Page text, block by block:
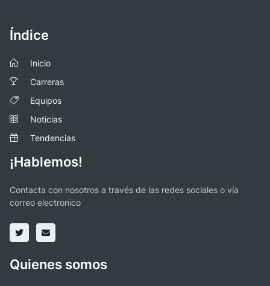
Índice
Inicio
Carreras
Equipos
Noticias
Tendencias
¡Hablemos!
Contacta con nosotros a través de las redes sociales o vía
correo electronico
Quienes somos